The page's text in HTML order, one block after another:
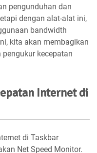
pengunduhan dan
dengan alat-alat ini,
bandwidth
kita akan membagikan
kecepatan
Internet di
di Taskbar
Net Speed Monitor.